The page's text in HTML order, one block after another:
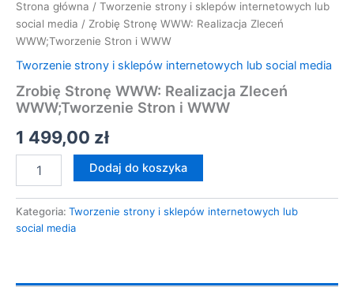
Strona główna / Tworzenie strony i sklepów internetowych lub
social media / Zrobię Stronę WWW: Realizacja Zleceń
WWW;Tworzenie Stron i WWW
Tworzenie strony i sklepów internetowych lub social media
Zrobię Stronę WWW: Realizacja Zleceń
WWW;Tworzenie Stron i WWW
1 499,00 zł
Dodaj do koszyka
Kategoria: Tworzenie strony i sklepów internetowych lub
social media